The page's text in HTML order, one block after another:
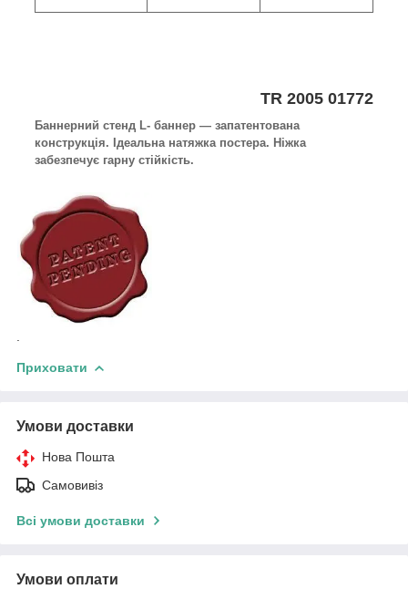
TR 2005 01772
Баннерний стенд L- баннер — запатентована
конструкція. Ідеальна натяжка постера. Ніжка
забезпечує гарну стійкість.
Приховати
Умови доставки
Нова Пошта
Самовивіз
Всі умови доставки
Умови оплати